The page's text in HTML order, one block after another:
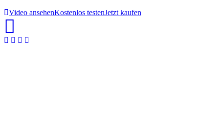
Video ansehenKostenlos testenJetzt kaufen